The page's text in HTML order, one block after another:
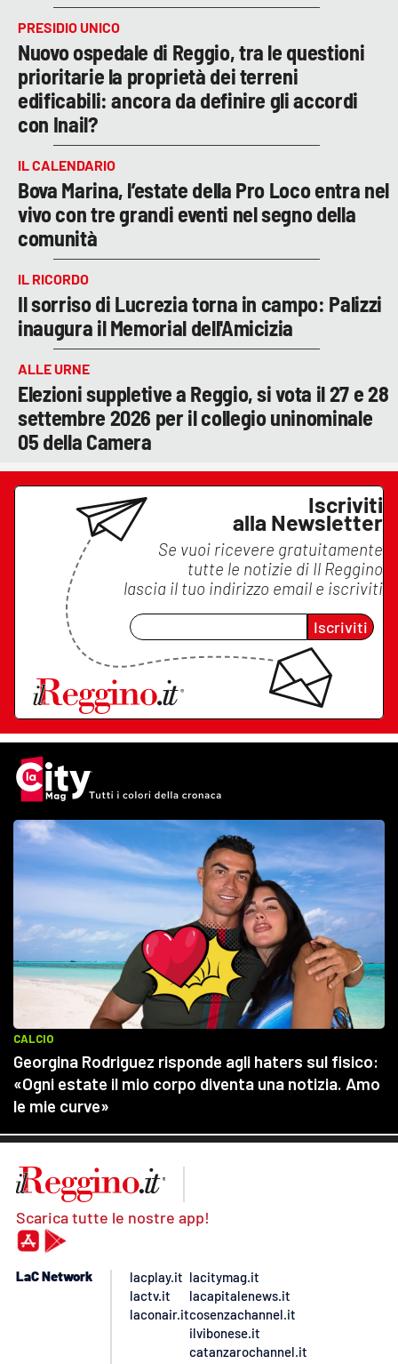
PRESIDIO UNICO
Nuovo ospedale di Reggio, tra le questioni
prioritarie la proprietà dei terreni
edificabili: ancora da definire gli accordi
con Inail?
IL CALENDARIO
Bova Marina, l’estate della Pro Loco entra nel
vivo con tre grandi eventi nel segno della
comunità
IL RICORDO
Il sorriso di Lucrezia torna in campo: Palizzi
inaugura il Memorial dell'Amicizia
ALLE URNE
Elezioni suppletive a Reggio, si vota il 27 e 28
settembre 2026 per il collegio uninominale
05 della Camera
Iscriviti
alla Newsletter
Se vuoi ricevere gratuitamente
tutte le notizie di Il Reggino
lascia il tuo indirizzo email e iscriviti
Iscriviti
Scarica tutte le nostre app!
LaC Network
lacplay.it
lactv.it
laconair.it
lacitymag.it
lacapitalenews.it
cosenzachannel.it
ilvibonese.it
catanzarochannel.it